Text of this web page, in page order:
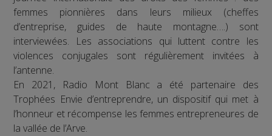
femmes pionnières dans leurs milieux (cheffes
d’entreprise, guides de haute montagne….) sont
interviewées. Les associations qui luttent contre les
violences conjugales sont régulièrement invitées à
l’antenne.
En 2021, Radio Mont Blanc a été partenaire des
Trophées Envie d’entreprendre, un dispositif qui met à
l’honneur et récompense les femmes entrepreneures de
la vallée de l’Arve.